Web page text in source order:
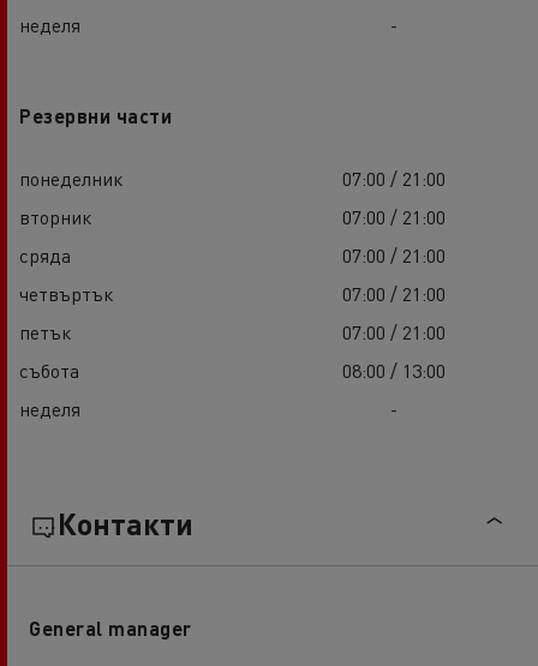
неделя
-
Резервни части
понеделник
07:00 / 21:00
вторник
07:00 / 21:00
сряда
07:00 / 21:00
четвъртък
07:00 / 21:00
петък
07:00 / 21:00
събота
08:00 / 13:00
неделя
-
Контакти
General manager